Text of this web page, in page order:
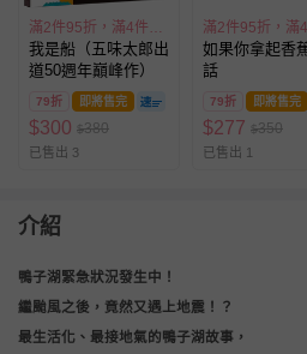
滿2件95折，滿4件89折
我是船（五味太郎出
道50週年巔峰作）
79折 即將售完
$300 $380
已售出 3
如果你拿起香
話
79折 即將售完
$277 $350
已售出 1
介紹
鴨子湖緊急狀況發生中！
繼颱風之後，竟然又遇上地震！？
最生活化、最接地氣的鴨子湖故事，